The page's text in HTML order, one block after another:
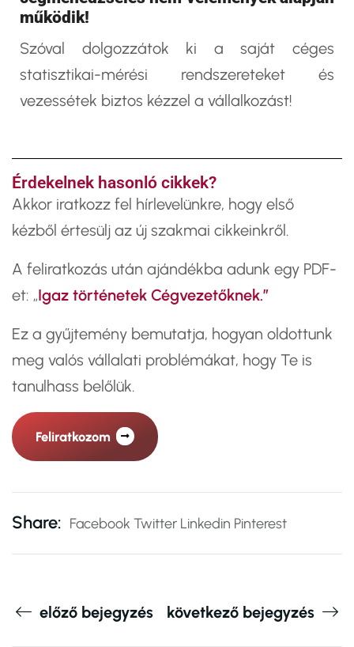
működik!
Szóval dolgozzátok ki a saját céges
statisztikai-mérési rendszereteket és
vezessétek biztos kézzel a vállalkozást!
Érdekelnek hasonló cikkek?
​Akkor iratkozz fel hírlevelünkre, hogy első
kézből értesülj az új szakmai cikkeinkről.
A feliratkozás után ajándékba adunk egy PDF-
et: „Igaz történetek Cégvezetőknek.”
Ez a gyűjtemény bemutatja, hogyan oldottunk
meg valós vállalati problémákat, hogy Te is
tanulhass belőlük.
Feliratkozom
Share: Facebook Twitter Linkedin Pinterest
előző bejegyzés következő bejegyzés